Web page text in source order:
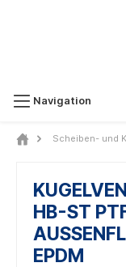
Navigation
Scheiben- und
HB-ST
EPDM